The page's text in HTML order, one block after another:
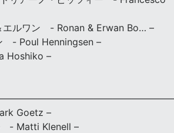
エルワン - Ronan & Erwan Bo… –
- Poul Henningsen –
Hoshiko –
Goetz –
- Matti Klenell –